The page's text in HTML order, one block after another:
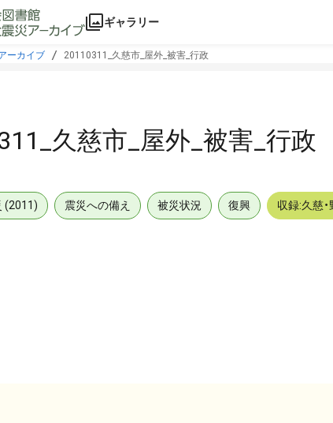
ギャラリー
ーカイブ 20110311_久慈市_屋外_被害_行政
久慈市_屋外_被害_行政
(2011) 震災への備え 被災状況 復興 収録:久慈